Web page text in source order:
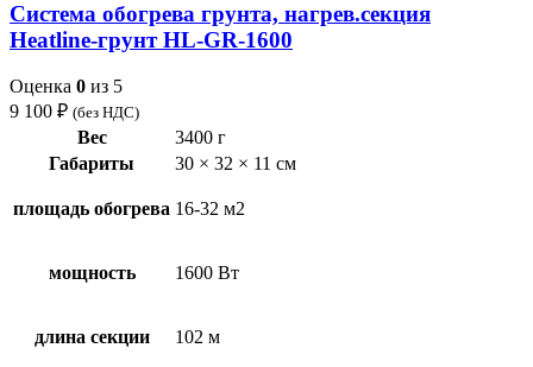
Система обогрева грунта, нагрев.секция
Heatline-грунт HL-GR-1600
Оценка 0 из 5
9 100 ₽ (без НДС)
Вес
3400 г
Габариты
30 × 32 × 11 см
площадь обогрева 16-32 м2
мощность 1600 Вт
длина секции 102 м